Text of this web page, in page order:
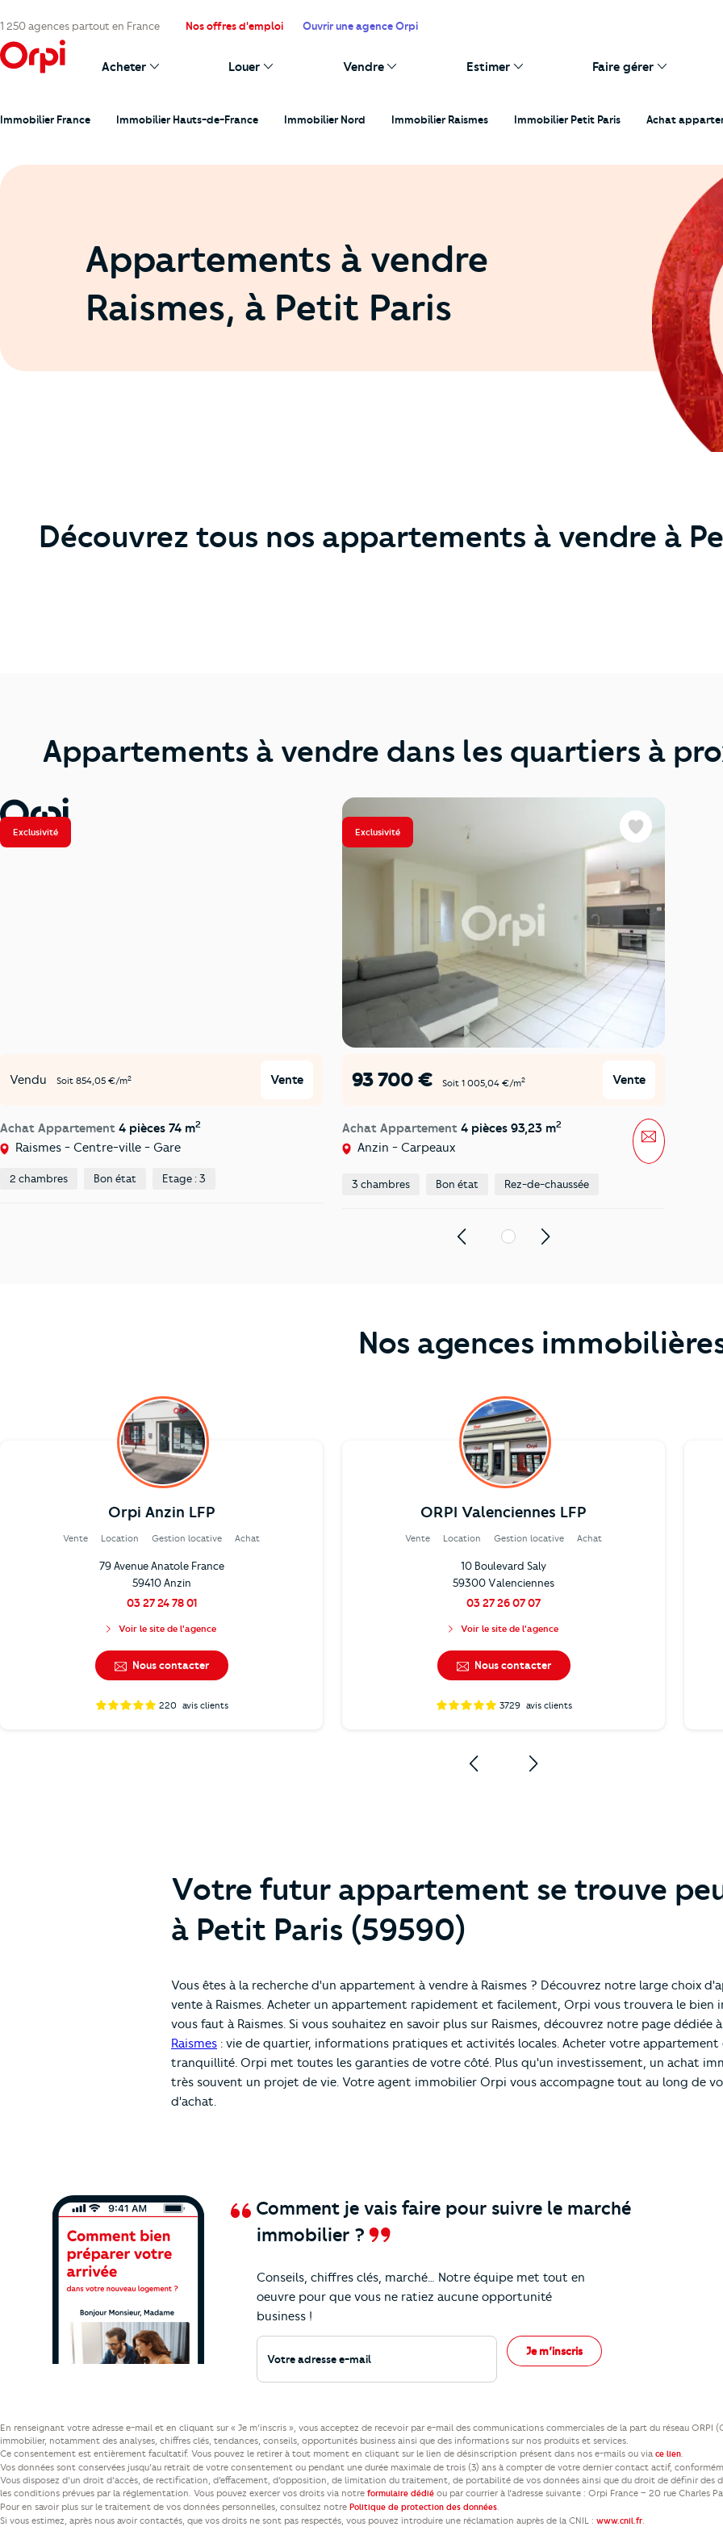
1 250 agences partout en France Nos offres d'emploi Ouvrir une agence Orpi
Acheter Louer Vendre Estimer Faire gérer
Immobilier France Immobilier Hauts-de-France Immobilier Nord Immobilier Raismes Immobilier Petit Paris Achat
Appartements à vendre
Raismes, à Petit Paris
Découvrez tous nos appartements à vendre à
Appartements à vendre dans les quartiers à
Exclusivité
Vendu Soit 854,05 €/m2 Vente
Achat Appartement 4 pièces 74 m2
Raismes - Centre-ville - Gare
2 chambres Bon état Etage : 3
Exclusivité
93 700 € Soit 1 005,04 €/m2 Vente
Achat Appartement 4 pièces 93,23 m2
Anzin - Carpeaux
Favoris
Message
3 chambres Bon état Rez-de-chaussée
1
Nos agences
Orpi Anzin LFP
Vente Location Gestion locative Achat
79 Avenue Anatole France
59410 Anzin
03 27 24 78 01
Voir le site de l'agence
Nous contacter
220 avis clients
ORPI Valenciennes LFP
Vente Location Gestion locative Achat
10 Boulevard Saly
59300 Valenciennes
03 27 26 07 07
Voir le site de l'agence
Nous contacter
3729 avis clients
Votre futur appartement se trouve
à Petit Paris (59590)
Vous êtes à la recherche d'un appartement à vendre à Raismes ? Découvrez notre large choix
vente à Raismes. Acheter un appartement rapidement et facilement, Orpi vous trouvera le bien
vous faut à Raismes. Si vous souhaitez en savoir plus sur Raismes, découvrez notre page dédiée
Raismes : vie de quartier, informations pratiques et activités locales. Acheter votre appartement
tranquillité. Orpi met toutes les garanties de votre côté. Plus qu'un investissement, un achat
très souvent un projet de vie. Votre agent immobilier Orpi vous accompagne tout au long de
d'achat.
Ne manquez plus nos actualités et conseils !
Comment je vais faire pour suivre le marché
immobilier ?
Conseils, chiffres clés, marché… Notre équipe met tout en
oeuvre pour que vous ne ratiez aucune opportunité
business !
Votre adresse e-mail
Je m’inscris
En renseignant votre adresse e-mail et en cliquant sur « Je m’inscris », vous acceptez de recevoir par e-mail des communications commerciales de la part du réseau ORPI
immobilier, notamment des analyses, chiffres clés, tendances, conseils, opportunités business ainsi que des informations sur nos produits et services.
Ce consentement est entièrement facultatif. Vous pouvez le retirer à tout moment en cliquant sur le lien de désinscription présent dans nos e-mails ou via ce lien.
Vos données sont conservées jusqu’au retrait de votre consentement ou pendant une durée maximale de trois (3) ans à compter de votre dernier contact actif,
Vous disposez d’un droit d’accès, de rectification, d’effacement, d’opposition, de limitation du traitement, de portabilité de vos données ainsi que du droit de définir des
les conditions prévues par la réglementation. Vous pouvez exercer vos droits via notre formulaire dédié ou par courrier à l’adresse suivante : Orpi France – 20 rue Charles
Pour en savoir plus sur le traitement de vos données personnelles, consultez notre Politique de protection des données.
Si vous estimez, après nous avoir contactés, que vos droits ne sont pas respectés, vous pouvez introduire une réclamation auprès de la CNIL : www.cnil.fr.